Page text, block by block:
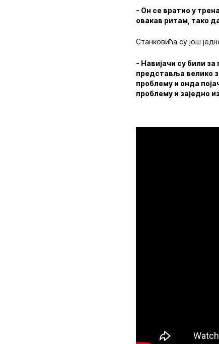
- Он се вратио у
овакав ритам, тако
Станковића су још
- Навијачи су били
представља велико
проблему и онда
проблему и заједно